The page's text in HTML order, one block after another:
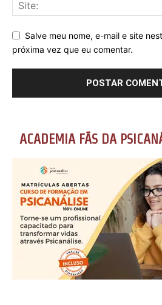
Salve meu nome, e-mail e site
próxima vez que eu comentar.
ACADEMIA FÃS DA